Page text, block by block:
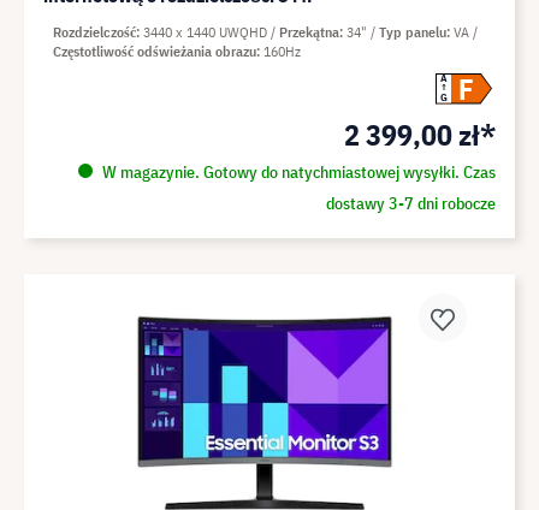
A
G
F
2 399,00 zł*
W magazynie. Gotowy do natychmiastowej wysyłki. Czas
dostawy 3-7 dni robocze
Rozdzielczość 3440 x 1440 UWQHD Przekątna 34" Typ panelu VA
Częstotliwość odświeżania obrazu 160Hz